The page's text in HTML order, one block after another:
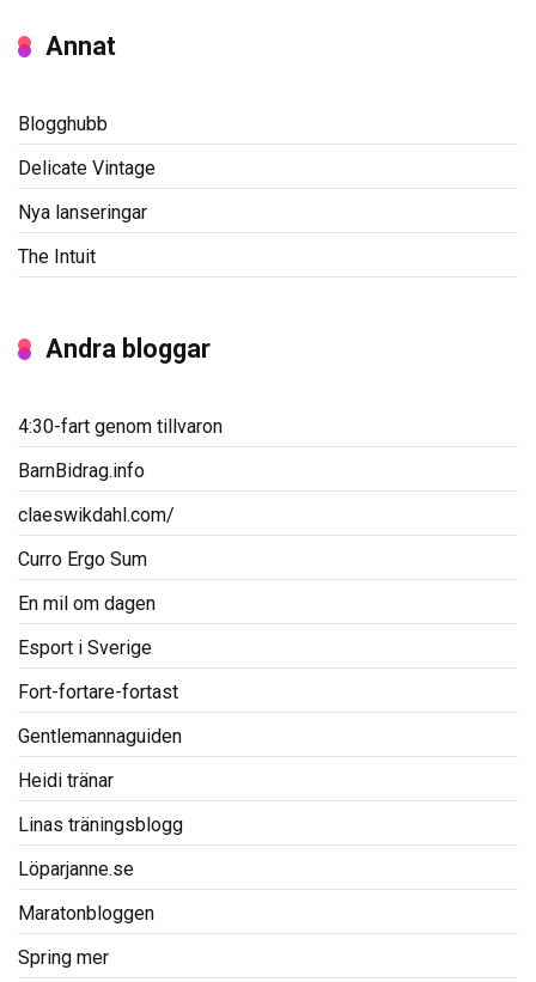
Annat
Blogghubb
Delicate Vintage
Nya lanseringar
The Intuit
Andra bloggar
4:30-fart genom tillvaron
BarnBidrag.info
claeswikdahl.com/
Curro Ergo Sum
En mil om dagen
Esport i Sverige
Fort-fortare-fortast
Gentlemannaguiden
Heidi tränar
Linas träningsblogg
Löparjanne.se
Maratonbloggen
Spring mer